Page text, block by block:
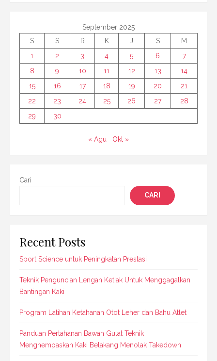
September 2025
S
S R K J S
M
1
2 3 4 5 6
7
8
9 10 11 12 13
14
15
16 17 18 19 20
21
22
23 24 25 26 27
28
29
30
« Agu Okt »
Cari
CARI
Recent Posts
Sport Science untuk Peningkatan Prestasi
Teknik Penguncian Lengan Ketiak Untuk Menggagalkan
Bantingan Kaki
Program Latihan Ketahanan Otot Leher dan Bahu Atlet
Panduan Pertahanan Bawah Gulat Teknik
Menghempaskan Kaki Belakang Menolak Takedown